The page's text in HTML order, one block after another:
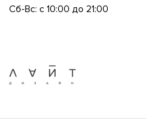
Сб-Вс: с 10:00 до 21:00